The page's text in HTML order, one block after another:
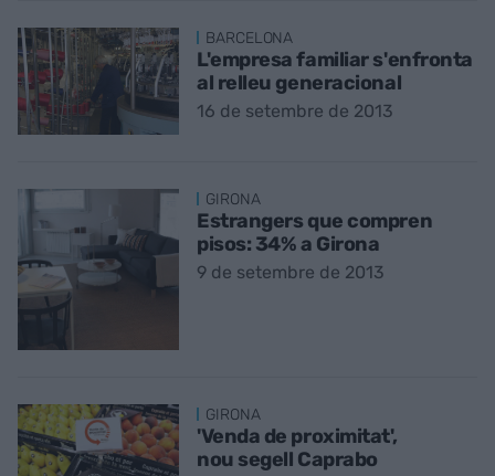
BARCELONA
L'empresa familiar s'enfronta
al relleu generacional
16 de setembre de 2013
GIRONA
Estrangers que compren
pisos: 34% a Girona
9 de setembre de 2013
GIRONA
'Venda de proximitat',
nou segell Caprabo